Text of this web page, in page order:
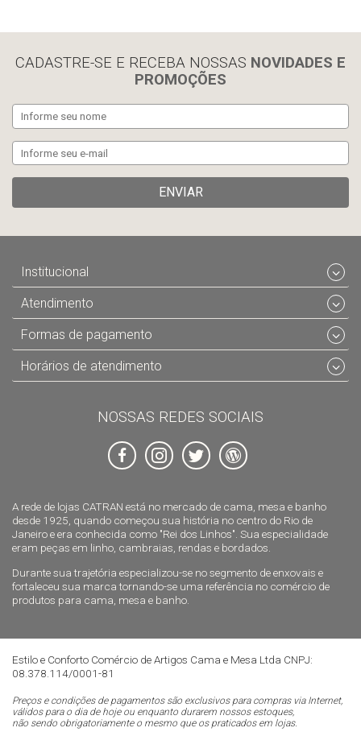
CADASTRE-SE E RECEBA NOSSAS NOVIDADES E
PROMOÇÕES
ENVIAR
A rede de lojas CATRAN está no mercado de cama, mesa e banho
desde 1925, quando começou sua história no centro do Rio de
Janeiro e era conhecida como "Rei dos Linhos". Sua especialidade
eram peças em linho, cambraias, rendas e bordados.
Durante sua trajetória especializou-se no segmento de enxovais e
fortaleceu sua marca tornando-se uma referência no comércio de
produtos para cama, mesa e banho.
Institucional
Atendimento
Formas de pagamento
Horários de atendimento
NOSSAS REDES SOCIAIS
Estilo e Conforto Comércio de Artigos Cama e Mesa Ltda CNPJ:
08.378.114/0001-81
Preços e condições de pagamentos são exclusivos para compras via Internet,
válidos para o dia de hoje ou enquanto durarem nossos estoques,
não sendo obrigatoriamente o mesmo que os praticados em lojas.